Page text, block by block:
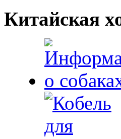
Китайская